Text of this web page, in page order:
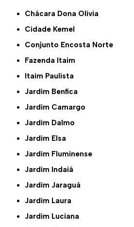
Chácara Dona Olívia
Cidade Kemel
Conjunto Encosta Norte
Fazenda Itaim
Itaim Paulista
Jardim Benfica
Jardim Camargo
Jardim Dalmo
Jardim Elsa
Jardim Fluminense
Jardim Indaiá
Jardim Jaraguá
Jardim Laura
Jardim Luciana